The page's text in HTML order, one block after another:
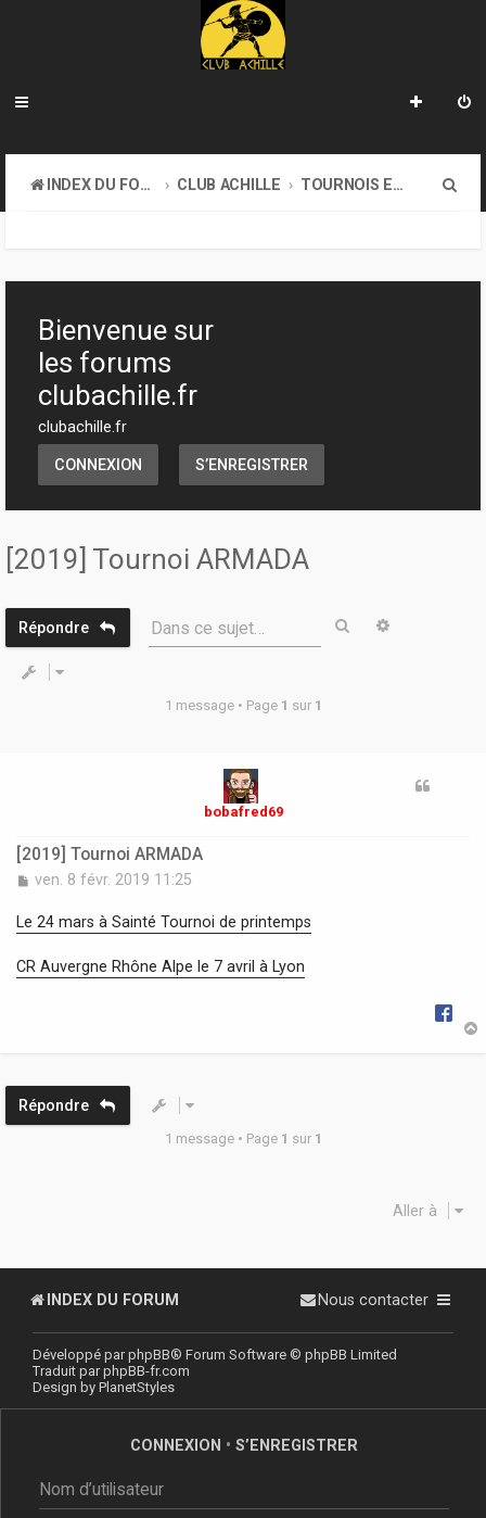
INDEX DU FORUM CLUB ACHILLE TOURNOIS ET EVENEMENTS
h
Bienvenue sur
les forums
clubachille.fr
clubachille.fr
CONNEXION S’ENREGISTRER
[2019] Tournoi ARMADA
Répondre Dans ce sujet… Rechercher
1 message • Page 1 sur 1
bobafred69
[2019] Tournoi ARMADA
M
s
s
g
ven. 8 févr. 2019 11:25
Le 24 mars à Sainté Tournoi de printemps
CR Auvergne Rhône Alpe le 7 avril à Lyon
Répondre
1 message • Page 1 sur 1
Aller à
INDEX DU FORUM Nous contacter
Développé parphpBB® Forum Software © phpBB Limited
Traduit parphpBB-fr.com
Design by PlanetStyles
CONNEXION • S’ENREGISTRER